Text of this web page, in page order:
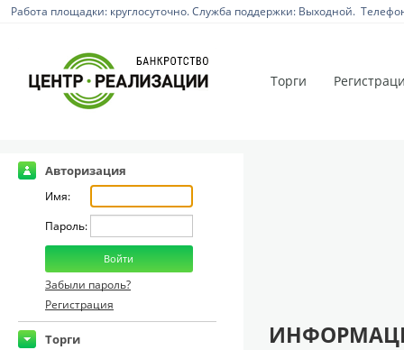
Работа площадки: круглосуточно. Служба поддержки: Выходной.
Торги
Авторизация
Имя:
Пароль:
Забыли пароль?
Регистрация
Торги